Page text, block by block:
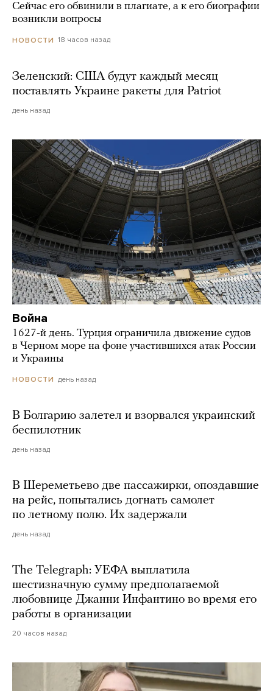
Сейчас его обвинили в плагиате, а к его биографии
возникли вопросы
НОВОСТИ 18 часов назад
Зеленский: США будут каждый месяц
поставлять Украине ракеты для Patriot
день назад
Война
1627-й день. Турция ограничила движение судов
в Черном море на фоне участившихся атак России
и Украины
НОВОСТИ день назад
В Болгарию залетел и взорвался украинский
беспилотник
день назад
В Шереметьево две пассажирки, опоздавшие
на рейс, попытались догнать самолет
по летному полю. Их задержали
день назад
The Telegraph: УЕФА выплатила
шестизначную сумму предполагаемой
любовнице Джанни Инфантино во время его
работы в организации
20 часов назад